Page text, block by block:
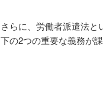
さらに、労働者派遣法
下の2つの重要な義務が課